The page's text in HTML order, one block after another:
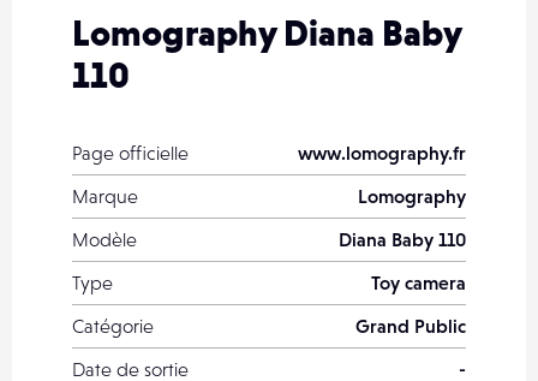
Lomography Diana Baby
110
Page officielle
www.lomography.fr
Marque
Lomography
Modèle
Diana Baby 110
Type
Toy camera
Catégorie
Grand Public
Date de sortie
-